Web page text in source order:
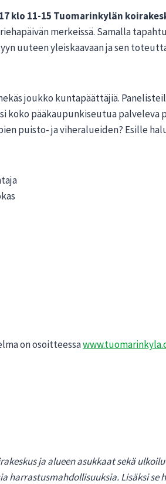
klo 11-15 Tuomarinkylän
merkeissä. Samalla
uuteen yleiskaavaan ja sen
joukko kuntapäättäjiä.
koko pääkaupunkiseutua
puisto- ja viheralueiden? Esille
on osoitteessa
ja alueen asukkaat sekä
Lisäksi se